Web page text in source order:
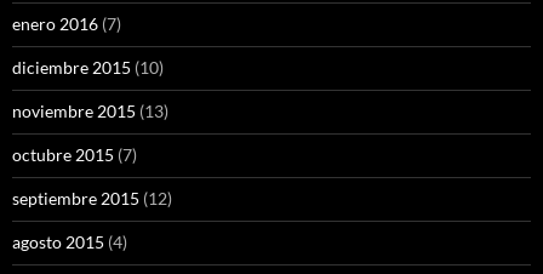
enero 2016 (7)
diciembre 2015 (10)
noviembre 2015 (13)
octubre 2015 (7)
septiembre 2015 (12)
agosto 2015 (4)